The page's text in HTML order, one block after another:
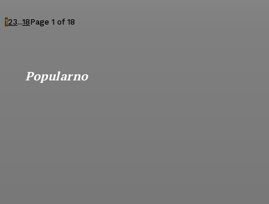
123...18Page 1 of 18
Popularno